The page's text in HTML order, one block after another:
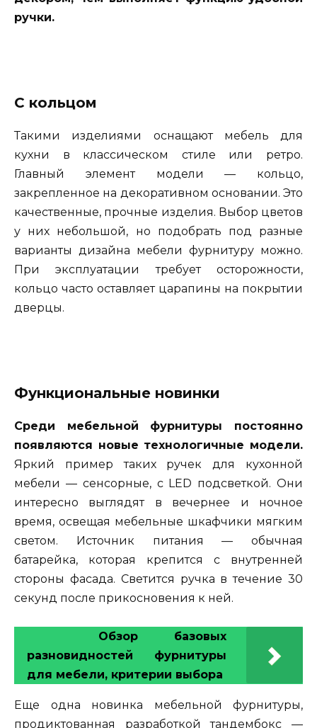
ручки.
С кольцом
Такими изделиями оснащают мебель для
кухни в классическом стиле или ретро.
Главный элемент модели — кольцо,
закрепленное на декоративном основании. Это
качественные, прочные изделия. Выбор цветов
у них небольшой, но подобрать под разные
варианты дизайна мебели фурнитуру можно.
При эксплуатации требует осторожности,
кольцо часто оставляет царапины на покрытии
дверцы.
Функциональные новинки
Среди мебельной фурнитуры постоянно
появляются новые технологичные модели.
Яркий пример таких ручек для кухонной
мебели — сенсорные, с LED подсветкой. Они
интересно выглядят в вечернее и ночное
время, освещая мебельные шкафчики мягким
светом. Источник питания — обычная
батарейка, которая крепится с внутренней
стороны фасада. Светится ручка в течение 30
секунд после прикосновения к ней.
Обзор базовых
разновидностей фурнитуры
для мебели, критерии выбора
Еще одна новинка мебельной фурнитуры,
продиктованная разработкой тандембокс —